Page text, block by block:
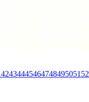
42434445464748495051 52